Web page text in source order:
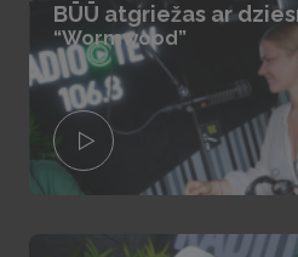
BŪŪ atgriežas ar
“Wormwood”